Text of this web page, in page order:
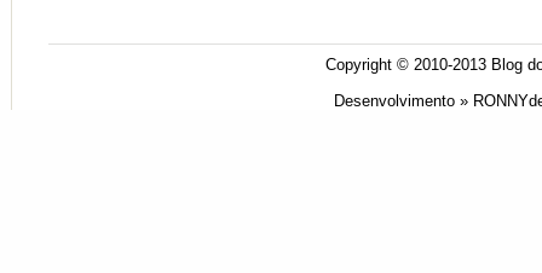
Copyright © 2010-2013 Blog
Desenvolvimento »